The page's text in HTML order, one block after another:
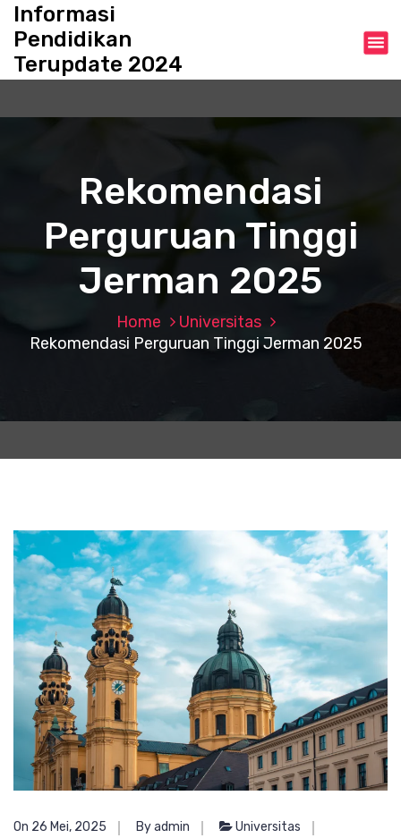
Informasi
Pendidikan
Terupdate 2024
Rekomendasi
Perguruan Tinggi
Jerman 2025
Home
Universitas
Rekomendasi Perguruan Tinggi Jerman 2025
On 26 Mei, 2025 By admin
Universitas